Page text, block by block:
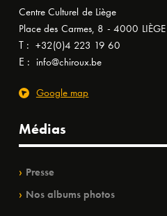
Centre Culturel de Liège
Place des Carmes, 8 - 4000 LIÈGE
T : +32(0)4 223 19 60
E : info@chiroux.be
Google map
Médias
Presse
Nos albums photos